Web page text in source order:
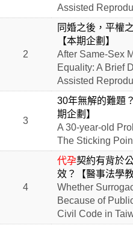
Assisted
2
同婚之後，平權
【本期企劃】
After Same-Sex
Equality: A Brief
Assisted
3
30年無解的難題？
期企劃】
A 30-year-old
The Sticking
4
代孕契約有背於
效？【醫事法學教
Whether
Because of
Civil Code in